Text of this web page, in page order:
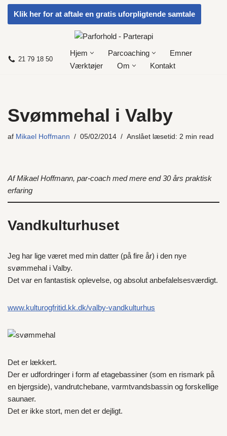
Spring
Klik her for at aftale en gratis uforpligtende samtale
21 79 18 50
Hjem Parcoaching
Emner
Værktøjer
Om Kontakt
Svømmehal i Valby
af Mikael Hoffmann 05/02/2014 Anslået læsetid: 2 min read
Af Mikael Hoffmann, par-coach med mere end 30 års praktisk
erfaring
Vandkulturhuset
Jeg har lige været med min datter (på fire år) i den nye
svømmehal i Valby.
Det var en fantastisk oplevelse, og absolut anbefalelsesværdigt.
www.kulturogfritid.kk.dk/valby-vandkulturhus
Det er lækkert.
Der er udfordringer i form af etagebassiner (som en rismark på
en bjergside), vandrutchebane, varmtvandsbassin og forskellige
saunaer.
Det er ikke stort, men det er dejligt.